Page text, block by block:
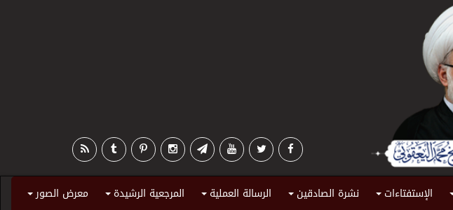
الإستفتاءات نشرة الصادقين الرسالة العملية المرجعية الرشيدة معرض الصور